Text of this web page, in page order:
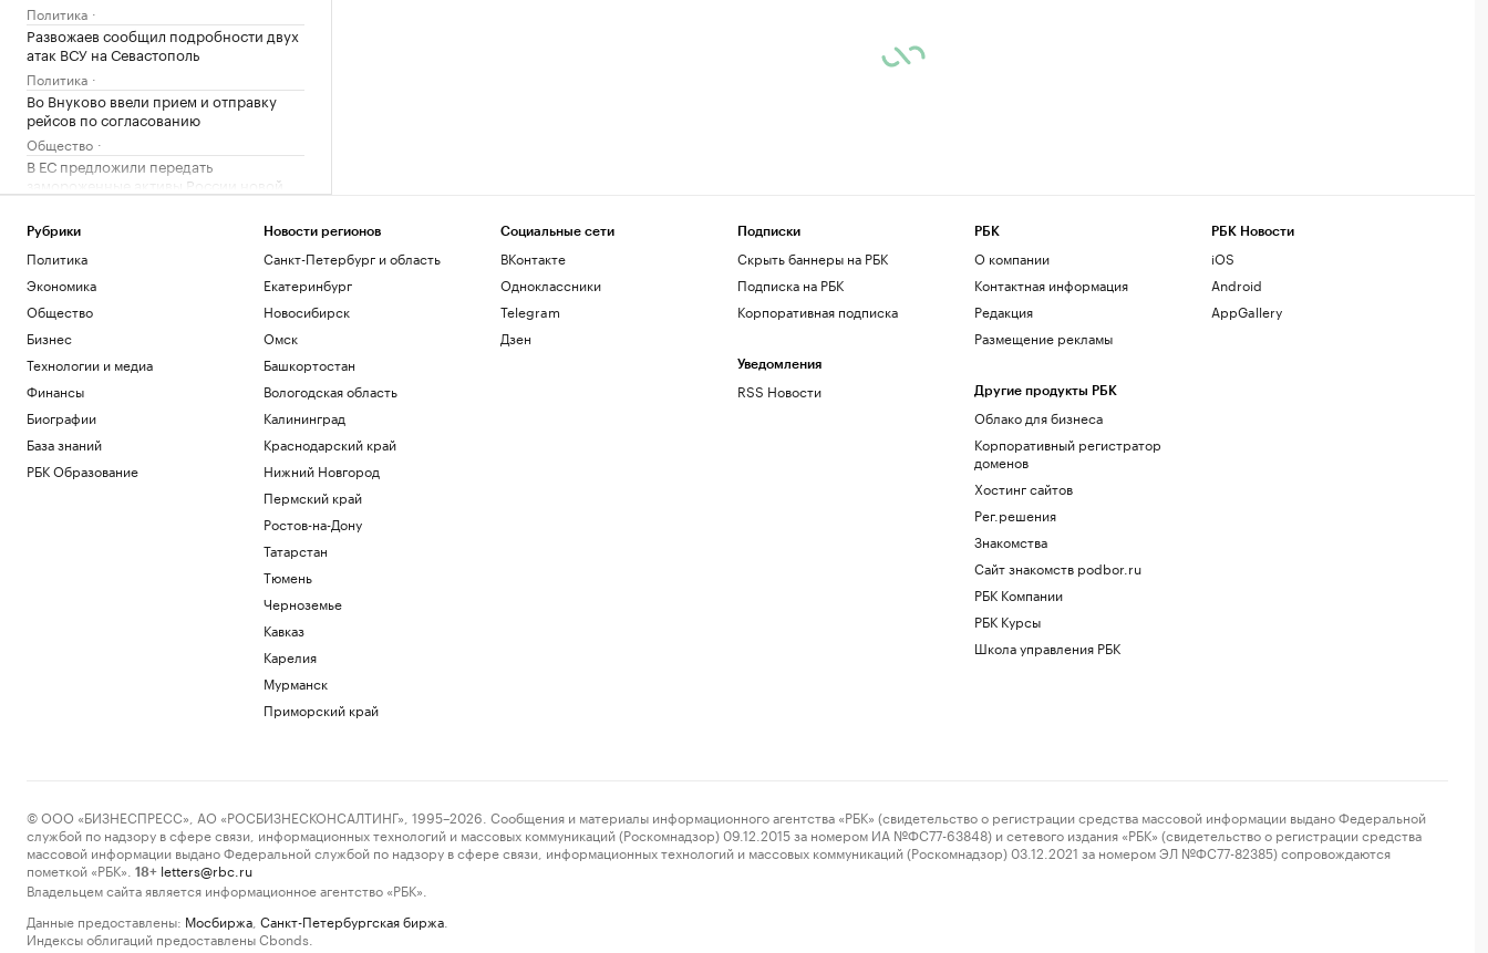
Политика
Развожаев сообщил подробности двух
атак ВСУ на Севастополь
Политика
Во Внуково ввели прием и отправку
рейсов по согласованию
Общество
В ЕС предложили передать
замороженные активы России новой
структуре
Политика
трансформируют промышленность:
опыт «Норникеля»
РБК и Yandex Cloud
Рубрики
Политика
Экономика
Общество
Бизнес
Технологии и медиа
Финансы
Биографии
База знаний
РБК Образование
Новости регионов
Санкт-Петербург и область
Екатеринбург
Новосибирск
Омск
Башкортостан
Вологодская область
Калининград
Краснодарский край
Нижний Новгород
Пермский край
Ростов-на-Дону
Татарстан
Тюмень
Черноземье
Кавказ
Карелия
Мурманск
Приморский край
Социальные сети
ВКонтакте
Одноклассники
Telegram
Дзен
Подписки
Скрыть баннеры на РБК
Подписка на РБК
Корпоративная подписка
Уведомления
RSS Новости
РБК
О компании
Контактная информация
Редакция
Размещение рекламы
Другие продукты РБК
Облако для бизнеса
Корпоративный регистратор
доменов
Хостинг сайтов
Рег.решения
Знакомства
Сайт знакомств podbor.ru
РБК Компании
РБК Курсы
Школа управления РБК
РБК Новости
iOS
Android
AppGallery
© ООО «БИЗНЕСПРЕСС», АО «РОСБИЗНЕСКОНСАЛТИНГ», 1995–2026. Сообщения и материалы информационного агентства «РБК» (свидетельство о регистрации средства массовой информации выдано Федеральной
службой по надзору в сфере связи, информационных технологий и массовых коммуникаций (Роскомнадзор) 09.12.2015 за номером ИА №ФС77-63848) и сетевого издания «РБК» (свидетельство о регистрации средства
массовой информации выдано Федеральной службой по надзору в сфере связи, информационных технологий и массовых коммуникаций (Роскомнадзор) 03.12.2021 за номером ЭЛ №ФС77-82385) сопровождаются
пометкой «РБК».
18+ letters@rbc.ru
Владельцем сайта является информационное агентство «РБК».
Данные предоставлены: Мосбиржа Санкт-Петербургская биржа
Индексы облигаций предоставлены Cbonds.